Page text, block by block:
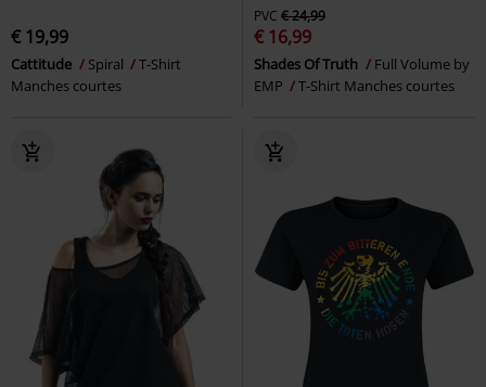
€ 19,99
Cattitude Spiral
T-Shirt
Manches courtes
PVC € 24,99
€ 16,99
Shades Of Truth
Full Volume by
EMP
T-Shirt Manches courtes